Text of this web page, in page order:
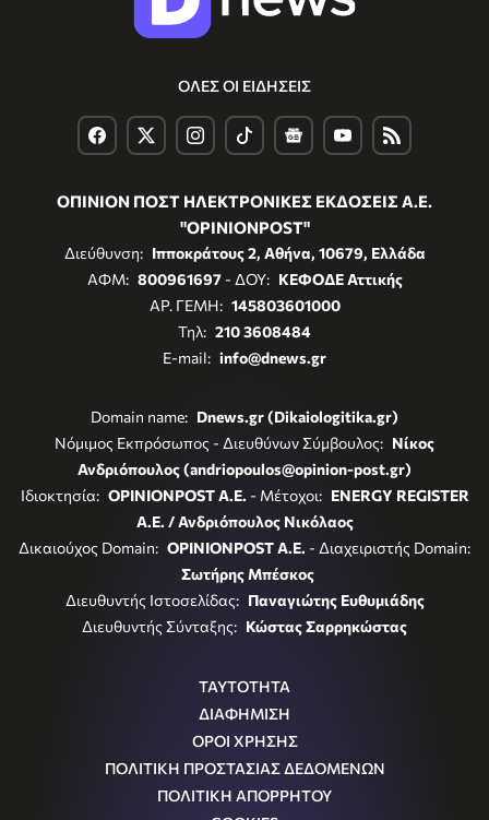
ΟΛΕΣ ΟΙ ΕΙΔΗΣΕΙΣ
ΟΠΙΝΙΟΝ ΠΟΣΤ ΗΛΕΚΤΡΟΝΙΚΕΣ ΕΚΔΟΣΕΙΣ Α.Ε.
"OPINIONPOST"
Διεύθυνση: Ιπποκράτους 2, Αθήνα, 10679, Ελλάδα
ΑΦΜ: 800961697- ΔΟΥ: ΚΕΦΟΔΕ Αττικής
ΑΡ. ΓΕΜΗ: 145803601000
Τηλ: 210 3608484
E-mail: info@dnews.gr
Domain name: Dnews.gr (Dikaiologitika.gr)
Νόμιμος Εκπρόσωπος - Διευθύνων Σύμβουλος: Νίκος
Ανδριόπουλος (andriopoulos@opinion-post.gr)
Ιδιοκτησία: OPINIONPOST A.E. - Μέτοχοι: ENERGY REGISTER
Α.Ε. / Ανδριόπουλος Νικόλαος
Δικαιούχος Domain: OPINIONPOST A.E. - Διαχειριστής Domain:
Σωτήρης Μπέσκος
Διευθυντής Ιστοσελίδας: Παναγιώτης Ευθυμιάδης
Διευθυντής Σύνταξης: Κώστας Σαρρηκώστας
ΤΑΥΤΟΤΗΤΑ
ΔΙΑΦΗΜΙΣΗ
ΟΡΟΙ ΧΡΗΣΗΣ
ΠΟΛΙΤΙΚΗ ΠΡΟΣΤΑΣΙΑΣ ΔΕΔΟΜΕΝΩΝ
ΠΟΛΙΤΙΚΗ ΑΠΟΡΡΗΤΟΥ